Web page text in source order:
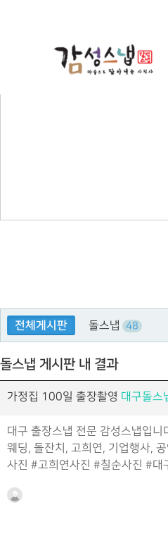
전체게시판 돌스냅 48
돌스냅 게시판 내 결과
가정집 100일 출장촬영 대구돌스
대구 출장스냅 전문 감성스냅입
웨딩, 돌잔치, 고희연, 기업행사,
사진 #고희연사진 #칠순사진 #대